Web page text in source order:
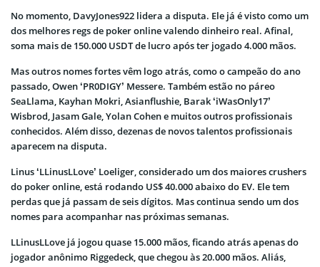
No momento, DavyJones922 lidera a disputa. Ele já é visto como um
dos melhores regs de poker online valendo dinheiro real. Afinal,
soma mais de 150.000 USDT de lucro após ter jogado 4.000 mãos.
Mas outros nomes fortes vêm logo atrás, como o campeão do ano
passado, Owen ‘PR0DIGY’ Messere. Também estão no páreo
SeaLlama, Kayhan Mokri, Asianflushie, Barak ‘iWasOnly17’
Wisbrod, Jasam Gale, Yolan Cohen e muitos outros profissionais
conhecidos. Além disso, dezenas de novos talentos profissionais
aparecem na disputa.
Linus ‘LLinusLLove’ Loeliger, considerado um dos maiores crushers
do poker online, está rodando US$ 40.000 abaixo do EV. Ele tem
perdas que já passam de seis dígitos. Mas continua sendo um dos
nomes para acompanhar nas próximas semanas.
LLinusLLove já jogou quase 15.000 mãos, ficando atrás apenas do
jogador anônimo Riggedeck, que chegou às 20.000 mãos. Aliás,